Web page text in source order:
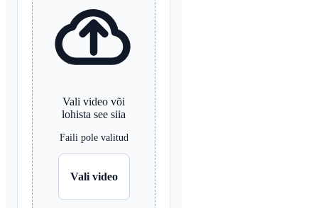
Vali video või
lohista see siia
Faili pole valitud
Vali video